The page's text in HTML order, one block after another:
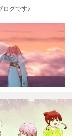
ログです♪